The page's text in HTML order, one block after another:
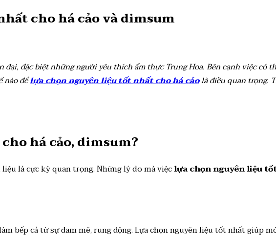
cho há cảo và dimsum
đặc biệt những người yêu thích ẩm thực Trung Hoa. Bên cạnh việc có
nào đểlựa chọn nguyên liệu tốt nhất cho há cảolà điều quan trọng.
há cảo, dimsum?
là cực kỳ quan trọng. Những lý do mà việclựa chọn nguyên liệu
bếp cả từ sự đam mê, rung động. Lựa chọn nguyên liệu tốt nhất giúp